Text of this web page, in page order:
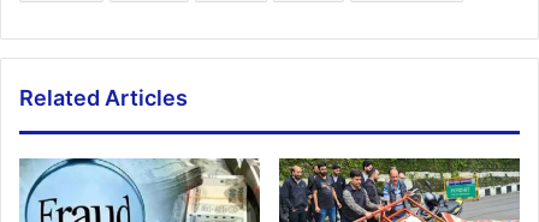
Related Articles